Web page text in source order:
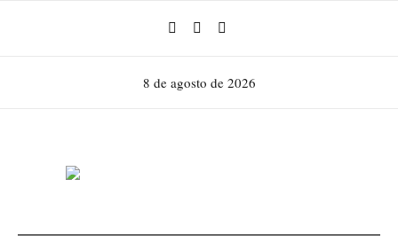
8 de agosto de 2026